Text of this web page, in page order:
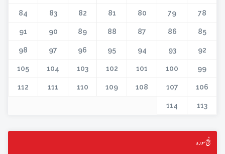
78
79
80
81
82
83
84
85
86
87
88
89
90
91
92
93
94
95
96
97
98
99
100
101
102
103
104
105
106
107
108
109
110
111
112
113
114
پنج سورہ